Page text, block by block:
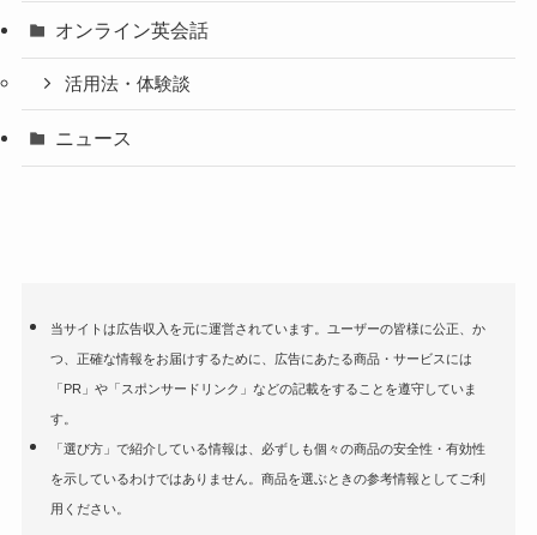
オンライン英会話
活用法・体験談
ニュース
当サイトは広告収入を元に運営されています。ユーザーの皆様に公正、か
つ、正確な情報をお届けするために、広告にあたる商品・サービスには
「PR」や「スポンサードリンク」などの記載をすることを遵守していま
す。
「選び方」で紹介している情報は、必ずしも個々の商品の安全性・有効性
を示しているわけではありません。商品を選ぶときの参考情報としてご利
用ください。